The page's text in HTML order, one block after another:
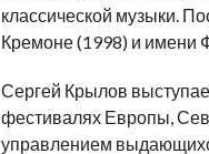
классической музыки.
Кремоне (1998) и имени
Сергей Крылов
фестивалях Европы,
управлением